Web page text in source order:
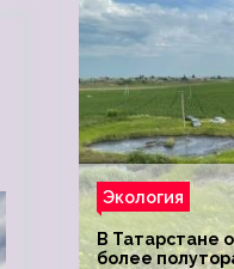
Экология
В Татарстане
более